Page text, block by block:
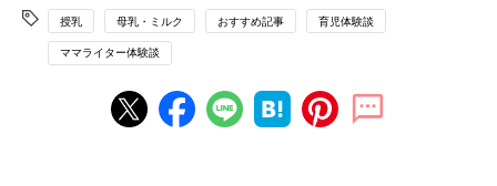
その甲斐あってか、少しずつ母乳生産量も増えて行き、娘の体重
も増加傾向にあり、とても喜ばしかったのですが、喜びとは裏腹
に、私のおっぱいは真っ青…。マッサージが強すぎたのか、あざ
程、とても痛々しい姿で授乳をする事に…。
授乳 母乳・ミルク おすすめ記事 育児体験談
ママライター体験談